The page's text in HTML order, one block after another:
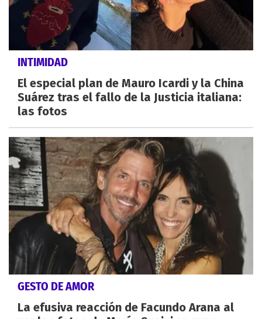
INTIMIDAD
El especial plan de Mauro Icardi y la China
Suárez tras el fallo de la Justicia italiana:
las fotos
GESTO DE AMOR
La efusiva reacción de Facundo Arana al